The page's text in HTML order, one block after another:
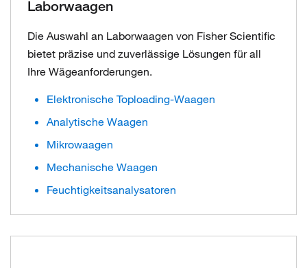
Laborwaagen
Die Auswahl an Laborwaagen von Fisher Scientific
bietet präzise und zuverlässige Lösungen für all
Ihre Wägeanforderungen.
Elektronische Toploading-Waagen
Analytische Waagen
Mikrowaagen
Mechanische Waagen
Feuchtigkeitsanalysatoren